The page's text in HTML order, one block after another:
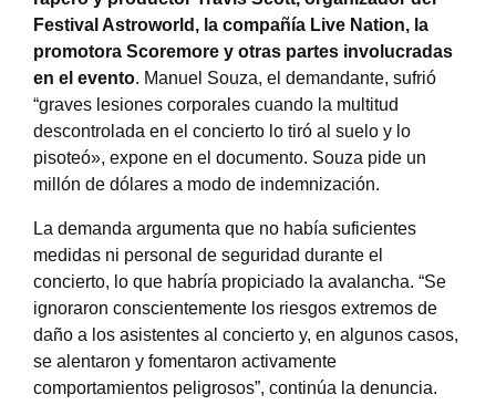
Festival Astroworld, la compañía Live Nation, la
promotora Scoremore y otras partes involucradas
en el evento. Manuel Souza, el demandante, sufrió
“graves lesiones corporales cuando la multitud
descontrolada en el concierto lo tiró al suelo y lo
pisoteó», expone en el documento. Souza pide un
millón de dólares a modo de indemnización.
La demanda argumenta que no había suficientes
medidas ni personal de seguridad durante el
concierto, lo que habría propiciado la avalancha. “Se
ignoraron conscientemente los riesgos extremos de
daño a los asistentes al concierto y, en algunos casos,
se alentaron y fomentaron activamente
comportamientos peligrosos”, continúa la denuncia.